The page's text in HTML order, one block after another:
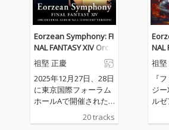
Eorzean Symphony: FI
NAL FANTASY XIV Orch
estral Album Vol. 4 (Co
ncert version)
祖堅 正慶
2025年12月27日、28日
に東京国際フォーラム
ホールAで開催された
『FINAL FANTASY XIV O
RCHESTRA CONCERT 2
20 tracks
NAL
祖堅
『
ジ
ル
ュ
ベ